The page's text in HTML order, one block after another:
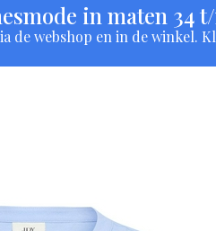
in maten 34
de webshop en in de winkel.